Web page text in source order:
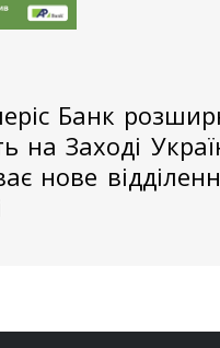
Банк
на Заході
нове